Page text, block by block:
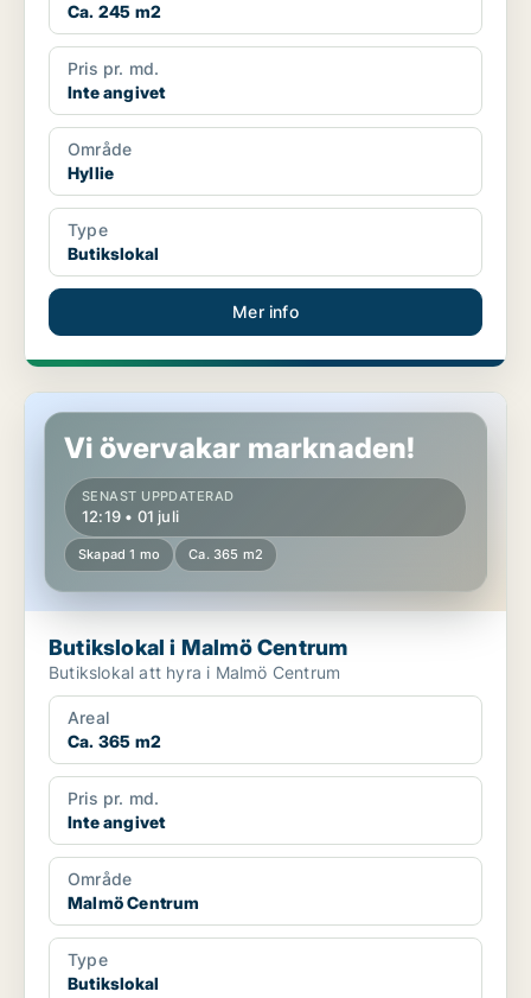
Ca. 245 m2
Pris pr. md.
Inte angivet
Område
Hyllie
Type
Butikslokal
Mer info
Butikslokal i Malmö Centrum
Vi övervakar marknaden!
SENAST UPPDATERAD
12:19 • 01 juli
Skapad 1 mo Ca. 365 m2
Butikslokal i Malmö Centrum
Butikslokal att hyra i Malmö Centrum
Areal
Ca. 365 m2
Pris pr. md.
Inte angivet
Område
Malmö Centrum
Type
Butikslokal